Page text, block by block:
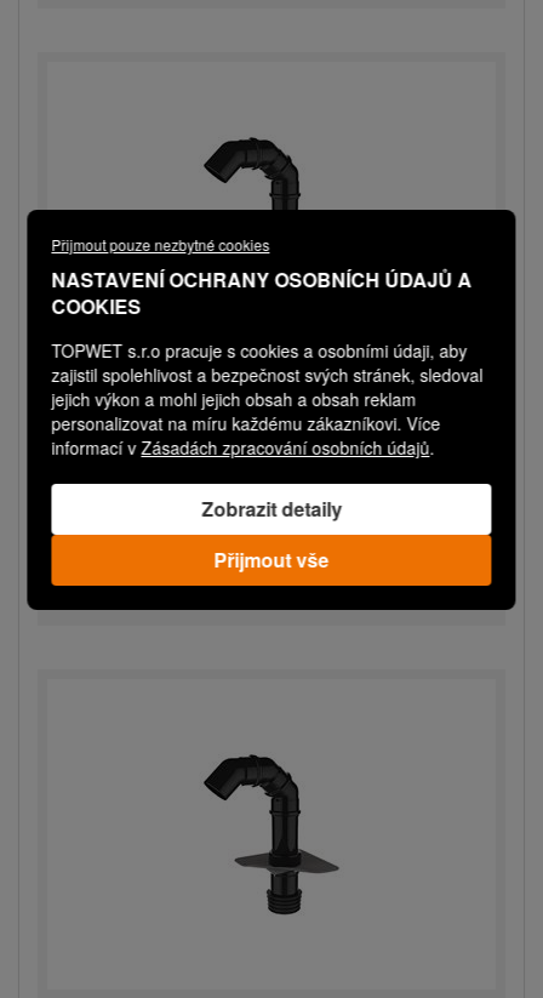
Přijmout pouze nezbytné cookies
NASTAVENÍ OCHRANY OSOBNÍCH ÚDAJŮ A
COOKIES
TOPWET s.r.o pracuje s cookies a osobními údaji, aby
zajistil spolehlivost a bezpečnost svých stránek, sledoval
jejich výkon a mohl jejich obsah a obsah reklam
personalizovat na míru každému zákazníkovi. Více
informací vZásadách zpracování osobních údajů.
Zobrazit detaily
Přijmout vše
TWP SAN 160 BLACK STE
Sanační prostup pro kabely s integrovanou STE
Expedice do 3 dnů
3 340,00 Kč
Více variant